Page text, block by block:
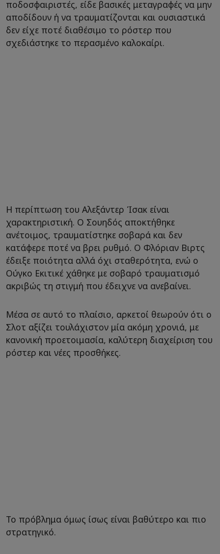
ποδοσφαιριστές, είδε βασικές μεταγραφές να μην
αποδίδουν ή να τραυματίζονται και ουσιαστικά
δεν είχε ποτέ διαθέσιμο το ρόστερ που
σχεδιάστηκε το περασμένο καλοκαίρι.
Η περίπτωση του Αλεξάντερ Ίσακ είναι
χαρακτηριστική. Ο Σουηδός αποκτήθηκε
ανέτοιμος, τραυματίστηκε σοβαρά και δεν
κατάφερε ποτέ να βρει ρυθμό. Ο Φλόριαν Βιρτς
έδειξε ποιότητα αλλά όχι σταθερότητα, ενώ ο
Ούγκο Εκιτικέ χάθηκε με σοβαρό τραυματισμό
ακριβώς τη στιγμή που έδειχνε να ανεβαίνει.
Μέσα σε αυτό το πλαίσιο, αρκετοί θεωρούν ότι ο
Σλοτ αξίζει τουλάχιστον μία ακόμη χρονιά, με
κανονική προετοιμασία, καλύτερη διαχείριση του
ρόστερ και νέες προσθήκες.
Το πρόβλημα όμως ίσως είναι βαθύτερο και πιο
στρατηγικό.